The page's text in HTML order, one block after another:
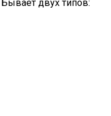
Бывает двух типов: